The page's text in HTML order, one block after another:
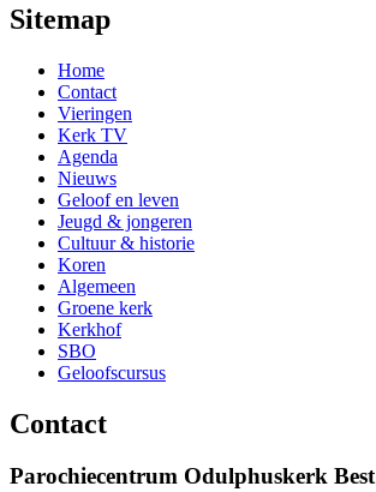
Sitemap
Home
Contact
Vieringen
Kerk TV
Agenda
Nieuws
Geloof en leven
Jeugd & jongeren
Cultuur & historie
Koren
Algemeen
Groene kerk
Kerkhof
SBO
Geloofscursus
Contact
Parochiecentrum Odulphuskerk Best